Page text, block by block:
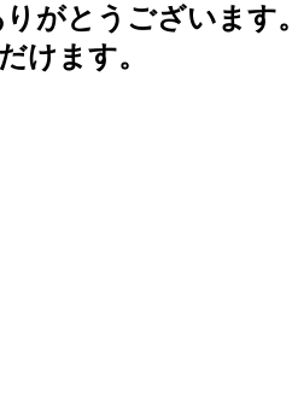
がとうございます。
けます。